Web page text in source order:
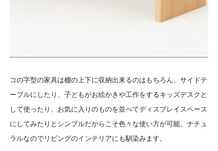
コの字型の家具は棚の上下に収納出来るのはもちろん、サイドテ
ーブルにしたり、子どもがお絵かきや工作をするキッズデスクと
して使ったり、お気に入りのものを並べてディスプレイスペース
にしてみたりとシンプルだからこそ色々な使い方が可能。ナチュ
ラルなのでリビングのインテリアにも馴染みます。